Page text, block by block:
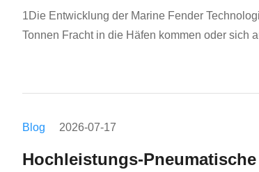
1Die Entwicklung der Marine Fender
Tonnen Fracht in die Häfen kommen oder sich
Blog 2026-07-17
Hochleistungs-